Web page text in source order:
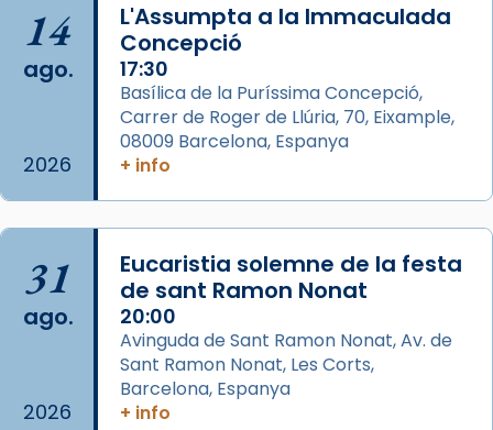
de Barcelona.
2 weeks ago
Aquest dilluns, 27 de juliol, ha tingut lloc la
missa d’acció de gràcies en agraïment al
comitè organitzador de la visita apostòlica
del Sant Pare Lleó XIV a Barcelona, i als
L’arquebisbe de Barcelona, el cardenal Joan
Josep Omella, ha presidit la missa i l’ha
concelebrat el bisbe auxiliar de Barcelona,
Mons. David Abadías.
📸 Dr. G. Simón
View on Facebook ·
14
ago.
2026
L'Assumpta a la Immaculada
Concepció
17:30
Basílica de la Puríssima Concepció,
Carrer de Roger de Llúria, 70, Eixample,
08009 Barcelona, Espanya
+ info
31
ago.
2026
Eucaristia solemne de la festa
de sant Ramon Nonat
20:00
Avinguda de Sant Ramon Nonat, Av. de
Sant Ramon Nonat, Les Corts,
Barcelona, Espanya
+ info